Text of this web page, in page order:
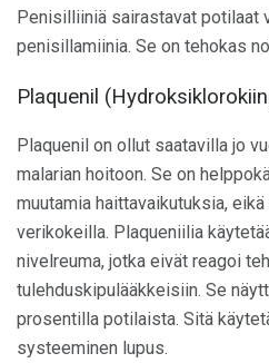
Penisilliiniä sairastavat potilaat
penisillamiinia. Se on tehokas
Plaquenil
Plaquenil on ollut saatavilla jo
malarian hoitoon. Se on
muutamia haittavaikutuksia,
verikokeilla. Plaqueniilia
nivelreuma, jotka eivät reagoi
tulehduskipulääkkeisiin. Se
prosentilla potilaista. Sitä
systeeminen lupus.